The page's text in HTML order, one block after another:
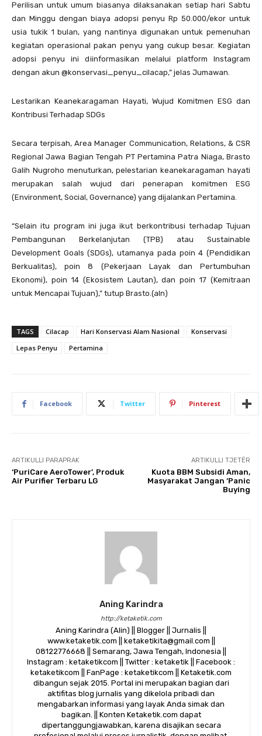
Perilisan untuk umum biasanya dilaksanakan setiap hari Sabtu
dan Minggu dengan biaya adopsi penyu Rp 50.000/ekor untuk
usia tukik 1 bulan, yang nantinya digunakan untuk pemenuhan
kegiatan operasional pakan penyu yang cukup besar. Kegiatan
adopsi penyu ini diinformasikan melalui platform Instagram
dengan akun @konservasi_penyu_cilacap,” jelas Jumawan.
Lestarikan Keanekaragaman Hayati, Wujud Komitmen ESG dan
Kontribusi Terhadap SDGs
Secara terpisah, Area Manager Communication, Relations, & CSR
Regional Jawa Bagian Tengah PT Pertamina Patra Niaga, Brasto
Galih Nugroho menuturkan, pelestarian keanekaragaman hayati
merupakan salah wujud dari penerapan komitmen ESG
(Environment, Social, Governance) yang dijalankan Pertamina.
“Selain itu program ini juga ikut berkontribusi terhadap Tujuan
Pembangunan Berkelanjutan (TPB) atau Sustainable
Development Goals (SDGs), utamanya pada poin 4 (Pendidikan
Berkualitas), poin 8 (Pekerjaan Layak dan Pertumbuhan
Ekonomi), poin 14 (Ekosistem Lautan), dan poin 17 (Kemitraan
untuk Mencapai Tujuan),” tutup Brasto.(aln)
TAGS Cilacap Hari Konservasi Alam Nasional
Konservasi
Lepas Penyu
Pertamina
Facebook Twitter Pinterest
ARTIKULLI PARAPRAK
‘PuriCare AeroTower’, Produk
Air Purifier Terbaru LG
ARTIKULLI TJETËR
Kuota BBM Subsidi Aman,
Masyarakat Jangan ‘Panic
Buying
Aning Karindra
http://ketaketik.com
Aning Karindra (Alin) || Blogger || Jurnalis ||
www.ketaketik.com || ketaketikita@gmail.com ||
08122776668 || Semarang, Jawa Tengah, Indonesia ||
Instagram : ketaketikcom || Twitter : ketaketik || Facebook :
ketaketikcom || FanPage : ketaketikcom || Ketaketik.com
dibangun sejak 2015. Portal ini merupakan bagian dari
aktifitas blog jurnalis yang dikelola pribadi dan
mengabarkan informasi yang layak Anda simak dan
bagikan. || Konten Ketaketik.com dapat
dipertanggungjawabkan, karena disajikan secara